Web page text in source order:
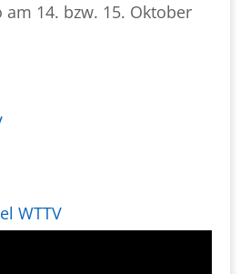
am 14. bzw. 15. Oktober
WTTV